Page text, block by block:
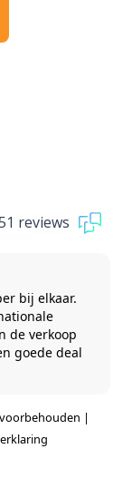
reviews
bij elkaar.
de verkoop
goede deal
|